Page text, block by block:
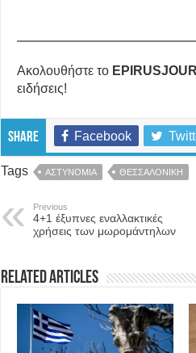
Ακολουθήστε το
ειδήσεις!
Share Facebook
Tags ΑΣΤΥΝΟΜΙΑ ΘΕΣΣΑΛΟΝΙΚΗ
Previous
4+1 έξυπνες εναλλακτικές
χρήσεις των μωρομάντηλων
Related Articles